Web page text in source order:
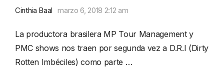
Cinthia Baal marzo 6, 2018 2:12 am
La productora brasilera MP Tour Management y
PMC shows nos traen por segunda vez a D.R.I (Dirty
Rotten Imbéciles) como parte …